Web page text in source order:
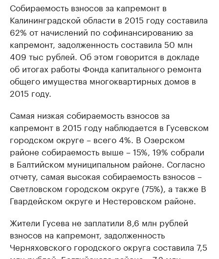
Собираемость взносов за капремонт в
Калининградской области в 2015 году составила
62% от начислений по софинансированию за
капремонт, задолженность составила 50 млн
409 тыс рублей. Об этом говорится в докладе
об итогах работы Фонда капитального ремонта
общего имущества многоквартирных домов в
2015 году.
Самая низкая собираемость взносов за
капремонт в 2015 году наблюдается в Гусевском
городском округе – всего 4%. В Озерском
районе собираемость выше – 15%, 19% собрали
в Балтийском муниципальном районе. Согласно
отчету, самая высокая собираемость взносов –
Светловском городском округе (75%), а также В
Гвардейском округе и Нестеровском районе.
Жители Гусева не заплатили 8,6 млн рублей
взносов на капремонт, задолженность
Черняховского городского округа составила 7,5